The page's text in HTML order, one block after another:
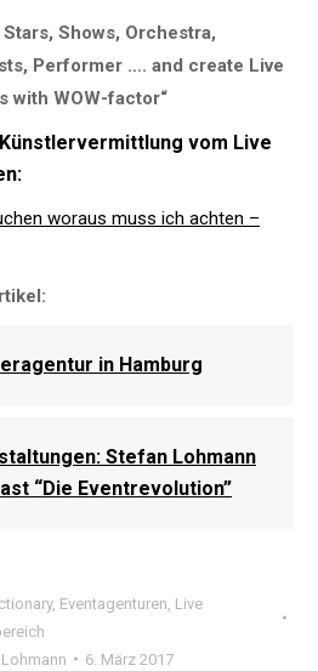
Shows, Orchestra,
Performer …. and create Live
with WOW-factor“
vom Live
woraus muss ich achten –
in Hamburg
Stefan Lohmann
“Die Eventrevolution”
, Eventagenturen Live
6. März 2017